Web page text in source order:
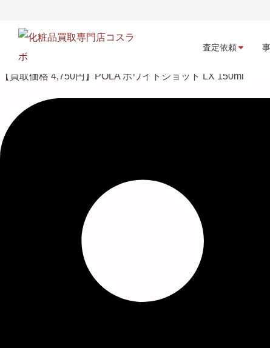
査定依頼
【買取価格 4,750円】POLA ホワイトショット LX 150ml